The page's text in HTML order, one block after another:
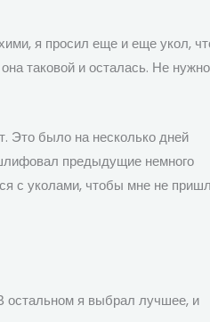
я просил еще и еще укол,
таковой и осталась. Не нужно
Это было на несколько дней
предыдущие немного
с уколами, чтобы мне не
остальном я выбрал лучшее, и